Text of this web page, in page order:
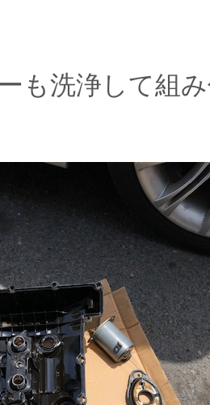
も洗浄して組